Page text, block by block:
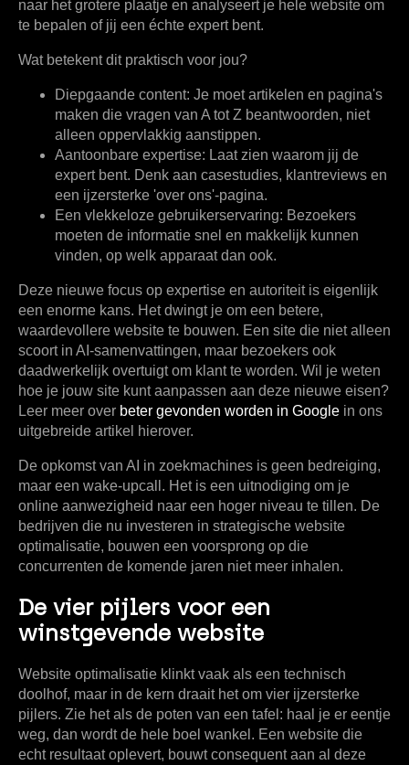
naar het grotere plaatje en analyseert je hele website om
te bepalen of jij een échte expert bent.
Wat betekent dit praktisch voor jou?
Diepgaande content: Je moet artikelen en pagina's
maken die vragen van A tot Z beantwoorden, niet
alleen oppervlakkig aanstippen.
Aantoonbare expertise: Laat zien waarom jij de
expert bent. Denk aan casestudies, klantreviews en
een ijzersterke 'over ons'-pagina.
Een vlekkeloze gebruikerservaring: Bezoekers
moeten de informatie snel en makkelijk kunnen
vinden, op welk apparaat dan ook.
Deze nieuwe focus op expertise en autoriteit is eigenlijk
een enorme kans. Het dwingt je om een betere,
waardevollere website te bouwen. Een site die niet alleen
scoort in AI-samenvattingen, maar bezoekers ook
daadwerkelijk overtuigt om klant te worden. Wil je weten
hoe je jouw site kunt aanpassen aan deze nieuwe eisen?
Leer meer over beter gevonden worden in Google in ons
uitgebreide artikel hierover.
De opkomst van AI in zoekmachines is geen bedreiging,
maar een wake-upcall. Het is een uitnodiging om je
online aanwezigheid naar een hoger niveau te tillen. De
bedrijven die nu investeren in strategische website
optimalisatie, bouwen een voorsprong op die
concurrenten de komende jaren niet meer inhalen.
De vier pijlers voor een
winstgevende website
Website optimalisatie klinkt vaak als een technisch
doolhof, maar in de kern draait het om vier ijzersterke
pijlers. Zie het als de poten van een tafel: haal je er eentje
weg, dan wordt de hele boel wankel. Een website die
echt resultaat oplevert, bouwt consequent aan al deze